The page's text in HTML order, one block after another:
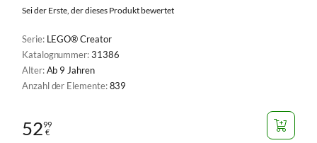
Sei der Erste, der dieses Produkt bewertet
Serie: LEGO® Creator
Katalognummer:31386
Alter:Ab 9 Jahren
Anzahl der Elemente:839
5299
€